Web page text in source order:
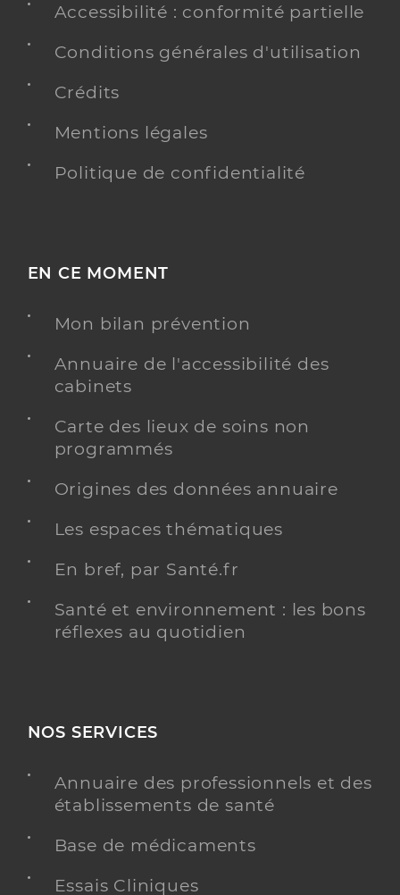
Accessibilité : conformité partielle
Conditions générales d'utilisation
Crédits
Mentions légales
Politique de confidentialité
EN CE MOMENT
Mon bilan prévention
Annuaire de l'accessibilité des
cabinets
Carte des lieux de soins non
programmés
Origines des données annuaire
Les espaces thématiques
En bref, par Santé.fr
Santé et environnement : les bons
réflexes au quotidien
NOS SERVICES
Annuaire des professionnels et des
établissements de santé
Base de médicaments
Essais Cliniques